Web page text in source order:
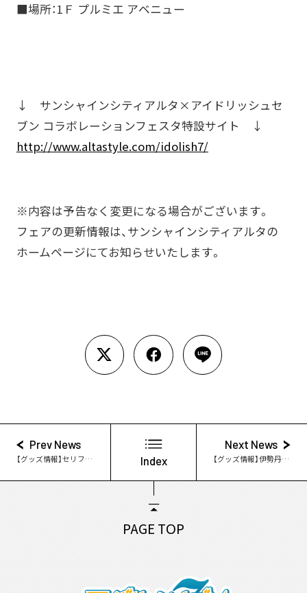
■場所：1Ｆ プルミエ アベニュー
↓ サンシャインシティアルタ×アイドリッシュセ
ブン コラボレーションフェスタ特設サイト ↓
http://www.altastyle.com/idolish7/
※内容は予告なく変更になる場合がございます。
フェアの更新情報は、サンシャインシティアルタの
ホームページにてお知らせいたします。
Prev News
【グッズ情報】セリフストラップ登場！ Index
Next News
【グッズ情報】伊勢丹コラボのヘアフレグランス登場！
PAGE TOP